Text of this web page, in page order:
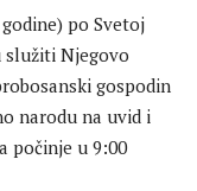
po Svetoj
služiti Njegovo
gospodin
narodu na uvid i
počinje u 9:00